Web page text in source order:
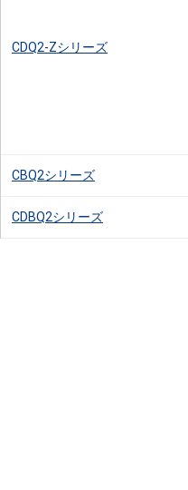
CDQ2-Zシリーズ
CBQ2シリーズ
CDBQ2シリーズ